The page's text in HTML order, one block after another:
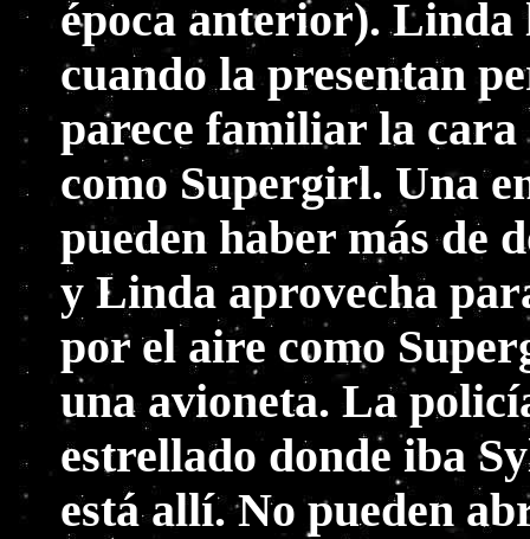
época anterior). Linda
cuando la presentan
parece familiar la cara
como Supergirl. Una
pueden haber más de
y Linda aprovecha
por el aire como
una avioneta. La
estrellado donde iba
está allí. No pueden